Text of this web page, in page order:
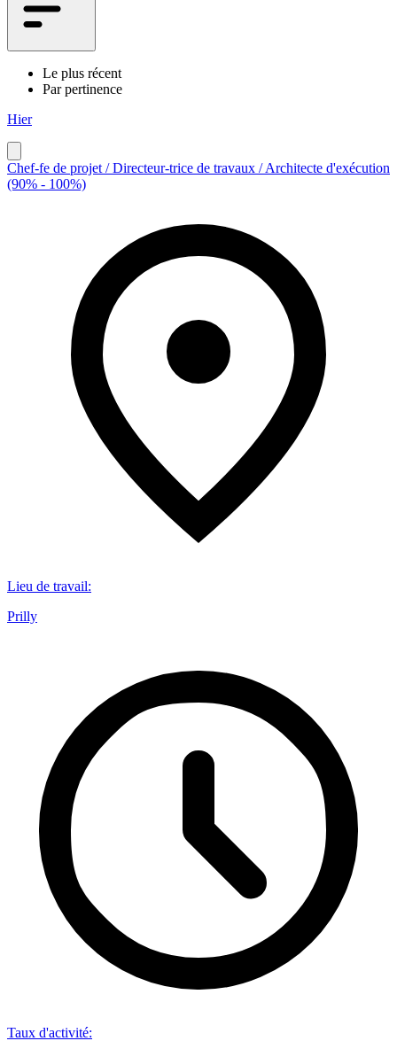
Le plus récent
Par pertinence
Hier
Chef-fe de projet / Directeur-trice de travaux / Architecte d'exécution
(90% - 100%)
Lieu de travail:
Prilly
Taux d'activité: